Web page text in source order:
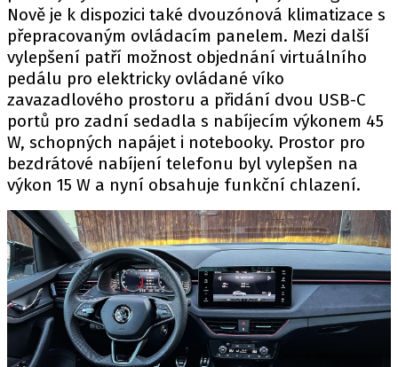
Nově je k dispozici také dvouzónová klimatizace s
přepracovaným ovládacím panelem. Mezi další
vylepšení patří možnost objednání virtuálního
pedálu pro elektricky ovládané víko
zavazadlového prostoru a přidání dvou USB-C
portů pro zadní sedadla s nabíjecím výkonem 45
W, schopných napájet i notebooky. Prostor pro
bezdrátové nabíjení telefonu byl vylepšen na
výkon 15 W a nyní obsahuje funkční chlazení.